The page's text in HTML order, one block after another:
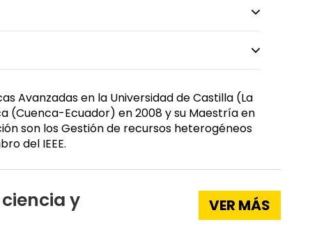
Avanzadas en la Universidad de Castilla (La
(Cuenca-Ecuador) en 2008 y su Maestría en
son los Gestión de recursos heterogéneos
del IEEE.
y VER MÁS